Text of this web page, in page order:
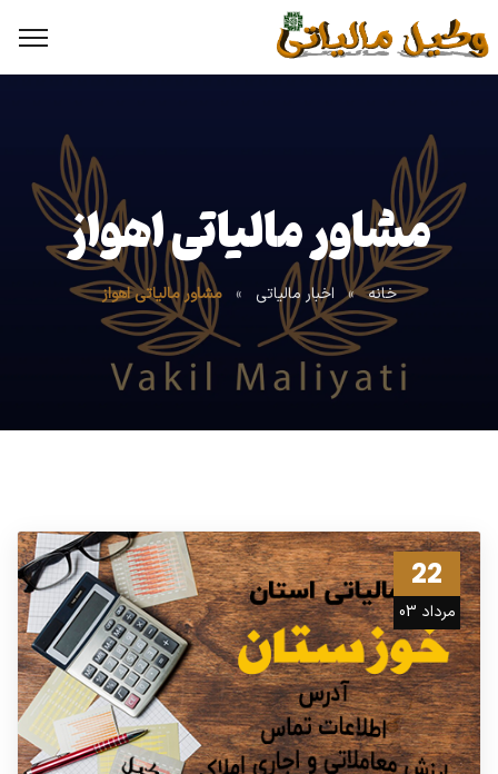
مشاور مالیاتی اهواز
خانه » اخبار مالیاتی » مشاور مالیاتی اهواز
22
مرداد 03